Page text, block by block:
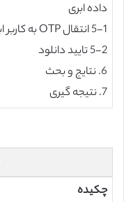
داده ابری
5-1 انتقال OTP به کاربر ابر
5-2 تایید دانلود
6. نتایج و بحث
7. نتیجه گیری
چکیده